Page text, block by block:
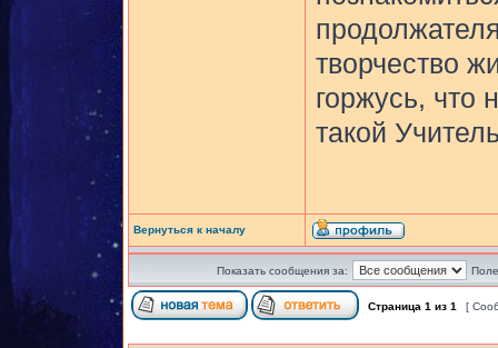
творчество
горжусь, что
такой
Вернуться к началу
Показать сообщения за:
Страница 1 из 1 [